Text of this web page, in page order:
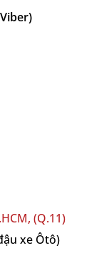
(Q.11)
xe Ôtô)